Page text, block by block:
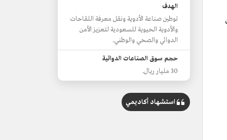
الهدف
توطين صناعة الأدوية ونقل معرفة اللقاحات
والأدوية الحيوية للسعودية لتعزيز الأمن
الدوائي والصحي والوطني.
حجم سوق الصناعات الدوائية
30 مليار ريال.
استشهاد أكاديمي